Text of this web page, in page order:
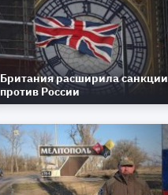
Британия расширила санкции
против России